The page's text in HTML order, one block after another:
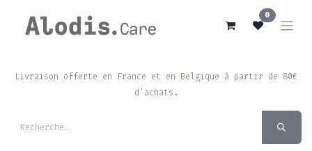
0
Livraison offerte en France et en Belgique à partir de 80€
d'achats.